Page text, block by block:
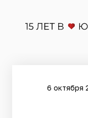
6 октября